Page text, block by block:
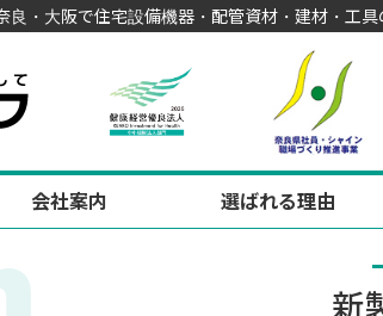
良・大阪で住宅設備機器・配管資材・建材・工
会社案内 選ばれる理由
新